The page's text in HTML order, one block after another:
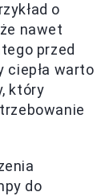
o
nawet
przed
ciepła warto
który
do